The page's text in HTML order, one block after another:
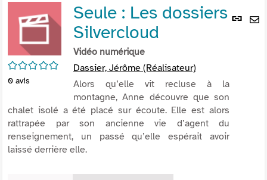
Lien
/5
0 avis
Seule : Les dossiers
Silvercloud
Vidéo numérique
Dassier, Jérôme (Réalisateur)
Alors qu’elle vit recluse à la
montagne, Anne découvre que son
chalet isolé a été placé sur écoute. Elle est alors
rattrapée par son ancienne vie d’agent du
renseignement, un passé qu’elle espérait avoir
laissé derrière elle.